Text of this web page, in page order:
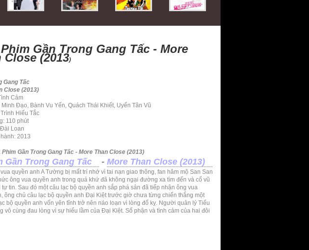
Gần Trong Gang Tấc - More
Close (2013)
Gang Tấc
Close (2013)
Cảm
Minh Đạo, Bành Vu Yến, Quách Thái Khiết, Uyển Tân Vũ
Hiếu Tắc
110 phút
Loan
2013
Phim Gần Trong Gang Tấc - More Than Close (2013)
Gần Trong Gang Tấc - More Than Close (2013)
quyền anh A Tường bị mất trí nhớ vì tai nạn giao thông, fan hâm mộ San San
ông vua quyền anh trong quá khứ đã không ngại đường xa tìm đến và cổ vũ
tự tin. Sau đó một câu lạc bộ quyền anh sắp phá sản đã tiếp nhận ông vua
ông chủ câu lạc bộ quyền anh Đại Kiệt trước giờ chưa từng chiến thắng một
bộ quyền anh vốn yên tĩnh trở nên náo loạn vì lòng đố kỵ. Người quản lý Tiểu
vô cùng đau lòng vì sự hiểu lầm của Đại Kiệt. Số phận và tình cảm của hai đôi